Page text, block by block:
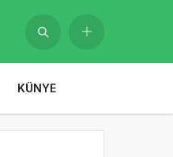
KÜNYE